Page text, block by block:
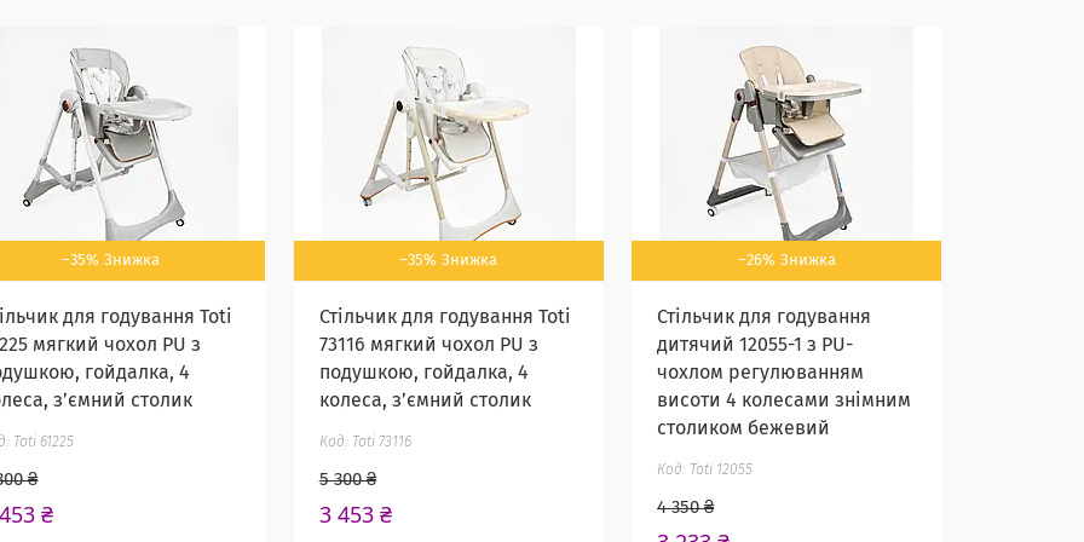
–35%
для годування Toti
мягкий чохол PU з
гойдалка, 4
з’ємний столик
Toti 61225
₴
₴
–35%
Стільчик для годування Toti
73116 мягкий чохол PU з
подушкою, гойдалка, 4
колеса, з’ємний столик
Toti 73116
5 300 ₴
3 453 ₴
–26%
Стільчик для годування
дитячий 12055-1 з PU-
чохлом регулюванням
висоти 4 колесами знімним
столиком бежевий
Toti 12055
4 350 ₴